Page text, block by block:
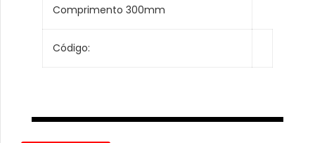
Comprimento 300mm
Código: